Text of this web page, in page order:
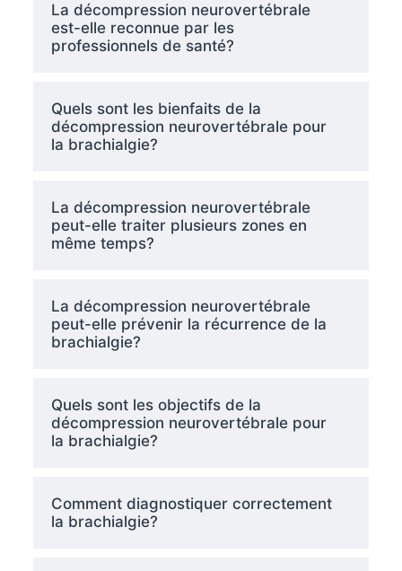
La décompression neurovertébrale
est-elle reconnue par les
professionnels de santé?
Quels sont les bienfaits de la
décompression neurovertébrale pour
la brachialgie?
La décompression neurovertébrale
peut-elle traiter plusieurs zones en
même temps?
La décompression neurovertébrale
peut-elle prévenir la récurrence de la
brachialgie?
Quels sont les objectifs de la
décompression neurovertébrale pour
la brachialgie?
Comment diagnostiquer correctement
la brachialgie?